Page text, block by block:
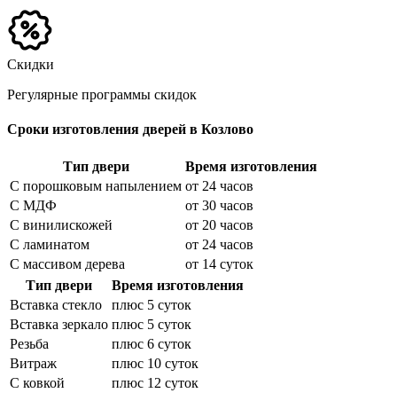
Скидки
Регулярные программы скидок
Сроки изготовления дверей в Козлово
Тип двери
Время изготовления
С порошковым напылением от 24 часов
С МДФ
от 30 часов
С винилискожей
от 20 часов
С ламинатом
от 24 часов
С массивом дерева
от 14 суток
Тип двери
Время изготовления
Вставка стекло
плюс 5 суток
Вставка зеркало плюс 5 суток
Резьба
плюс 6 суток
Витраж
плюс 10 суток
С ковкой
плюс 12 суток